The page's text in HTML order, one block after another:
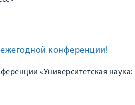
конференции!
«Университетская наука: